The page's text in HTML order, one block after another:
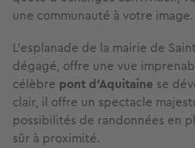
une communauté à votre image.
L’esplanade de la mairie de
dégagé, offre une vue
célèbre pont d’Aquitaine se
clair, il offre un spectacle
possibilités de randonnées en
sûr à proximité.